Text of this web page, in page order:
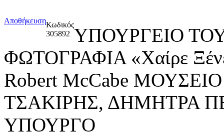
ΑποθήκευσηΚωδικός
305892 ΥΠΟΥΡΓΕΙΟ
ΦΩΤΟΓΡΑΦΙΑ «Χαίρε
Robert McCabe
ΤΣΑΚΙΡΗΣ, ΔΗΜΗΤΡΑ
ΥΠΟΥΡΓΟ